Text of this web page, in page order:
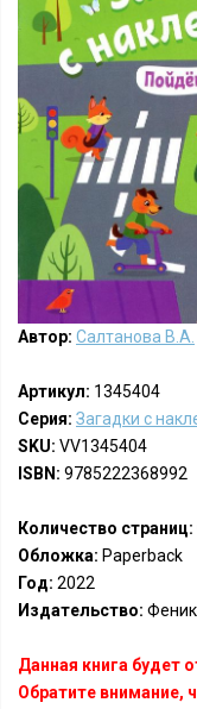
Автор: Салтанова В.А.
Артикул: 1345404
Серия: Загадки с
SKU: VV1345404
ISBN: 9785222368992
Количество страниц:
Обложка: Paperback
Год: 2022
Издательство:
Данная книга будет
Обратите